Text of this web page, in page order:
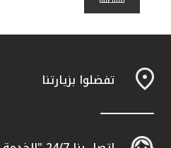
تفضلوا بزيارتنا